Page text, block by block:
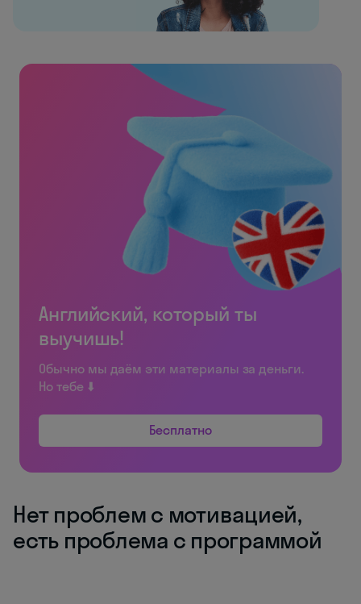
Английский, который ты
выучишь!
Обычно мы даём эти материалы за деньги.
Но тебе ⬇️
Бесплатно
Нет проблем с мотивацией,
есть проблема с программой